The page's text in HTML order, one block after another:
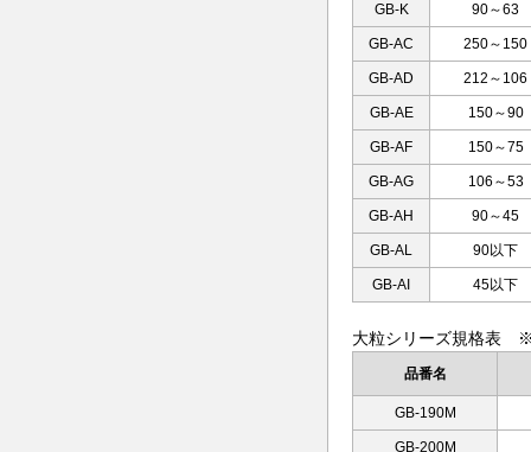
GB-K 90～63
GB-AC 250～150
GB-AD 212～106
GB-AE 150～90
GB-AF 150～75
GB-AG 106～53
GB-AH 90～45
GB-AL 90以下
GB-AI 45以下
大粒シリーズ規格表
品番名
GB-190M
GB-200M